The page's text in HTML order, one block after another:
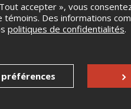
Doré et du multi-
public sa passion pour la
de son enfance en
supportés par un
d'une belle soirée (de
accepter », vous
Des informations
politiques de confidentialités.